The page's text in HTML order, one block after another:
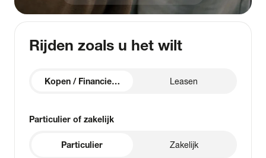
Rijden zoals u het wilt
Kopen / Financieren Leasen
Particulier of zakelijk
Particulier Zakelijk